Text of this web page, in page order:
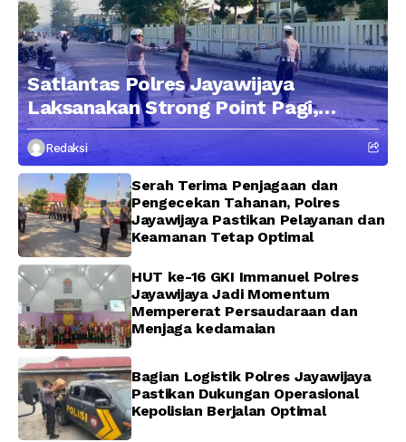
Satlantas Polres Jayawijaya
Laksanakan Strong Point Pagi,
Edukasi Pengendara dengan
Pendekatan Humanis
Redaksi
Serah Terima Penjagaan dan
Pengecekan Tahanan, Polres
Jayawijaya Pastikan Pelayanan dan
Keamanan Tetap Optimal
HUT ke-16 GKI Immanuel Polres
Jayawijaya Jadi Momentum
Mempererat Persaudaraan dan
Menjaga kedamaian
Bagian Logistik Polres Jayawijaya
Pastikan Dukungan Operasional
Kepolisian Berjalan Optimal